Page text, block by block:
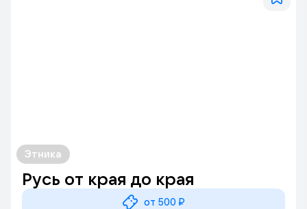
Этника
Русь от края до края
от 500 ₽